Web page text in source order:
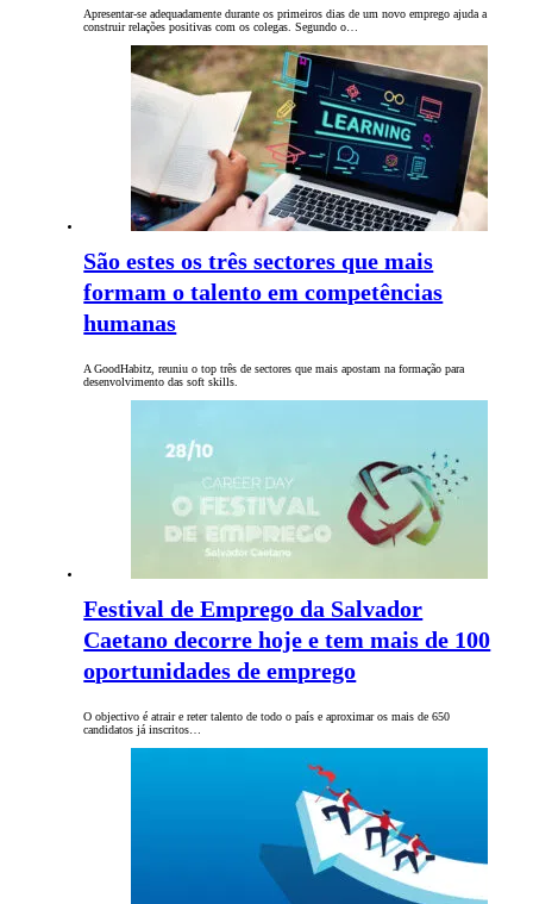
Apresentar-se adequadamente durante os primeiros dias de um novo emprego ajuda a
construir relações positivas ​​com os colegas. Segundo o…
São estes os três sectores que mais
formam o talento em competências
humanas
A GoodHabitz, reuniu o top três de sectores que mais apostam na formação para
desenvolvimento das soft skills.
Festival de Emprego da Salvador
Caetano decorre hoje e tem mais de 100
oportunidades de emprego
O objectivo é atrair e reter talento de todo o país e aproximar os mais de 650
candidatos já inscritos…